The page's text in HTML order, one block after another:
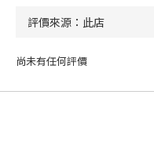
尚未有任何評價